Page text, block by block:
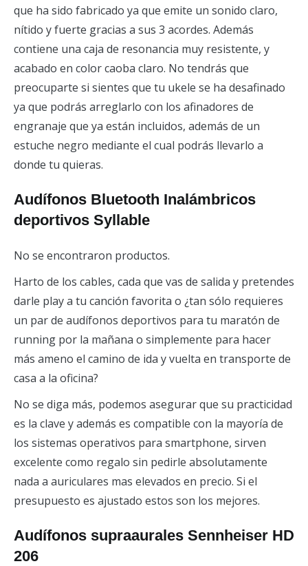
que ha sido fabricado ya que emite un sonido claro,
nítido y fuerte gracias a sus 3 acordes. Además
contiene una caja de resonancia muy resistente, y
acabado en color caoba claro. No tendrás que
preocuparte si sientes que tu ukele se ha desafinado
ya que podrás arreglarlo con los afinadores de
engranaje que ya están incluidos, además de un
estuche negro mediante el cual podrás llevarlo a
donde tu quieras.
Audífonos Bluetooth Inalámbricos
deportivos Syllable
No se encontraron productos.
Harto de los cables, cada que vas de salida y pretendes
darle play a tu canción favorita o ¿tan sólo requieres
un par de audífonos deportivos para tu maratón de
running por la mañana o simplemente para hacer
más ameno el camino de ida y vuelta en transporte de
casa a la oficina?
No se diga más, podemos asegurar que su practicidad
es la clave y además es compatible con la mayoría de
los sistemas operativos para smartphone, sirven
excelente como regalo sin pedirle absolutamente
nada a auriculares mas elevados en precio. Si el
presupuesto es ajustado estos son los mejores.
Audífonos supraaurales Sennheiser HD
206